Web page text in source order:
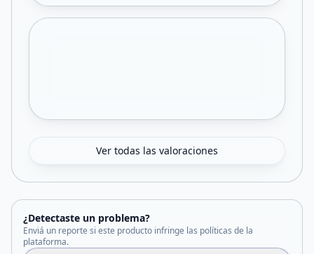
Ver todas las valoraciones
¿Detectaste un problema?
Enviá un reporte si este producto infringe las políticas de la
plataforma.